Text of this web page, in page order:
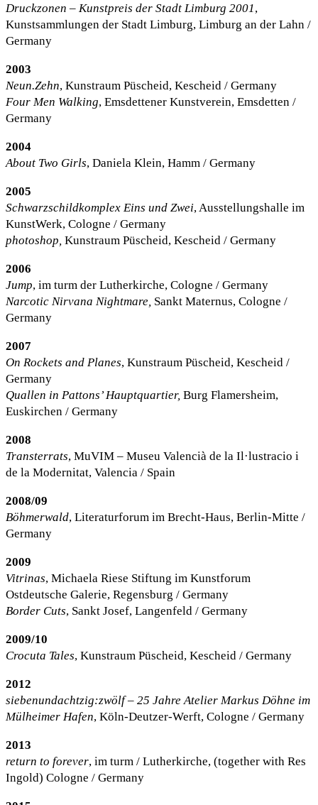
Druckzonen – Kunstpreis der Stadt Limburg 2001,
Kunstsammlungen der Stadt Limburg, Limburg an der Lahn /
Germany
2003
Neun.Zehn, Kunstraum Püscheid, Kescheid / Germany
Four Men Walking, Emsdettener Kunstverein, Emsdetten /
Germany
2004
About Two Girls, Daniela Klein, Hamm / Germany
2005
Schwarzschildkomplex Eins und Zwei, Ausstellungshalle im
KunstWerk, Cologne / Germany
photoshop, Kunstraum Püscheid, Kescheid / Germany
2006
Jump, im turm der Lutherkirche, Cologne / Germany
Narcotic Nirvana Nightmare, Sankt Maternus, Cologne /
Germany
2007
On Rockets and Planes, Kunstraum Püscheid, Kescheid /
Germany
Quallen in Pattons’ Hauptquartier, Burg Flamersheim,
Euskirchen / Germany
2008
Transterrats, MuVIM – Museu Valencià de la Il·lustracio i
de la Modernitat, Valencia / Spain
2008/09
Böhmerwald, Literaturforum im Brecht-Haus, Berlin-Mitte /
Germany
2009
Vitrinas, Michaela Riese Stiftung im Kunstforum
Ostdeutsche Galerie, Regensburg / Germany
Border Cuts, Sankt Josef, Langenfeld / Germany
2009/10
Crocuta Tales, Kunstraum Püscheid, Kescheid / Germany
2012
siebenundachtzig:zwölf – 25 Jahre Atelier Markus Döhne im
Mülheimer Hafen, Köln-Deutzer-Werft, Cologne / Germany
2013
return to forever, im turm / Lutherkirche, (together with Res
Ingold) Cologne / Germany